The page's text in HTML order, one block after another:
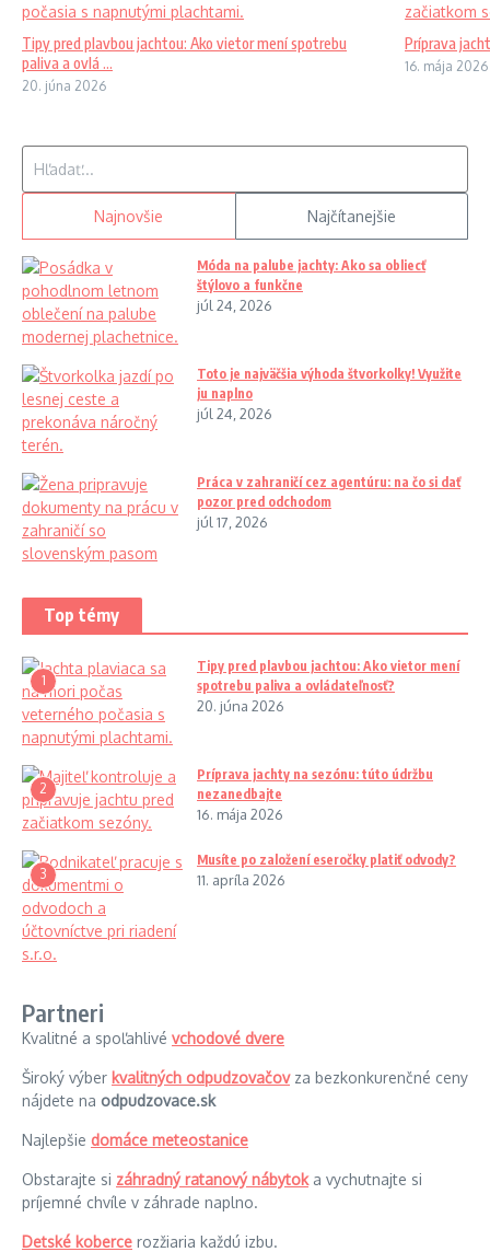
Tipy pred plavbou jachtou: Ako vietor mení spotrebu
paliva a ovlá ...
20. júna 2026
Príprava
16. mája 2026
Najnovšie Najčítanejšie
Móda na palube jachty: Ako sa obliecť
štýlovo a funkčne
júl 24, 2026
Toto je najväčšia výhoda štvorkolky! Využite
ju naplno
júl 24, 2026
Práca v zahraničí cez agentúru: na čo si dať
pozor pred odchodom
júl 17, 2026
Top témy
1
Tipy pred plavbou jachtou: Ako vietor mení
spotrebu paliva a ovládateľnosť?
20. júna 2026
2
Príprava jachty na sezónu: túto údržbu
nezanedbajte
16. mája 2026
3
Musíte po založení eseročky platiť odvody?
11. apríla 2026
Partneri
Kvalitné a spoľahlivé vchodové dvere
Široký výber kvalitných odpudzovačovza bezkonkurenčné ceny
nájdete na odpudzovace.sk
Najlepšie domáce meteostanice
Obstarajte si záhradný ratanový nábytoka vychutnajte si
príjemné chvíle v záhrade naplno.
Detské koberce rozžiaria každú izbu.